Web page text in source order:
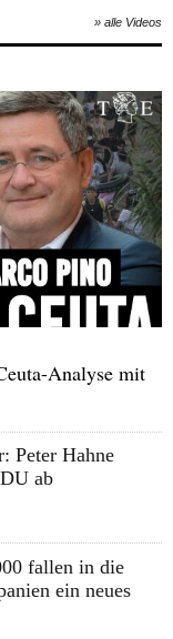
» alle Videos
Analyse mit
Peter Hahne
ab
fallen in die
ein neues